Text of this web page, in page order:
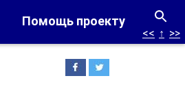
Помощь проекту
<< ↑ >>